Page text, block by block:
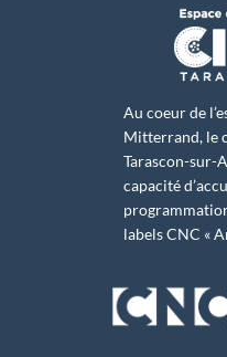
Au coeur de
Mitterrand, le
Tarascon-sur-
capacité
labels CNC «